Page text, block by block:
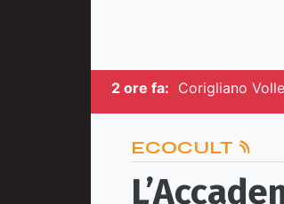
2 ore fa: Corigliano
ECOCULT